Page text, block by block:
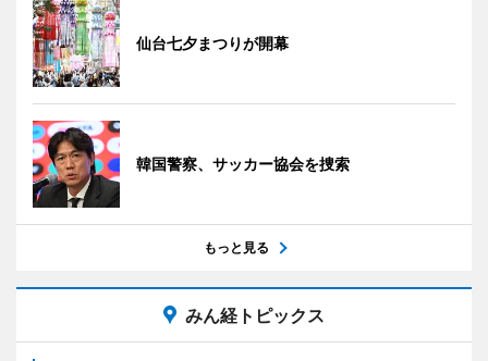
仙台七夕まつりが開幕
韓国警察、サッカー協会を捜索
もっと見る
みん経トピックス